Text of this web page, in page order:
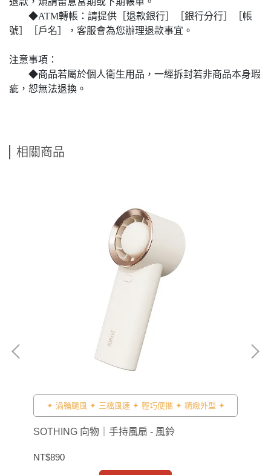
◆ATM轉帳：請提供［退款銀行］［銀行分行］［帳
號］［戶名］，客服會為您辦理退款事宜。
注意事項：
◆商品若屬於個人衛生用品，一經拆封若非商品本身瑕
疵，恕無法退換。
相關商品
✦ 渦輪颶風 ✦ 三檔風速 ✦ 輕巧便攜 ✦ 精緻外型 ✦
SOTHING 向物｜手持風扇 - 風鈴
NT$890